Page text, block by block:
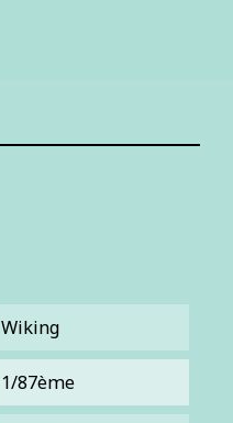
Wiking
1/87ème